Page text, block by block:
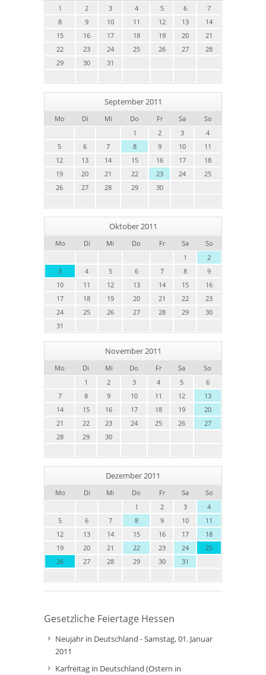
1 2 3 4 5 6
7
8
9 10 11 12 13
14
15
16 17 18 19 20
21
22
23 24 25 26 27
28
29
30 31
September 2011
Mo Di Mi Do Fr Sa
So
1
2 3
4
5
6 7 8 9 10
11
12
13 14 15 16 17
18
19
20 21 22 23 24
25
26
27 28 29 30
Oktober 2011
Mo Di Mi Do Fr Sa
So
1
2
3
4 5 6 7 8
9
10
11 12 13 14 15
16
17
18 19 20 21 22
23
24
25 26 27 28 29
30
31
November 2011
Mo Di Mi Do Fr Sa
So
1
2 3 4 5
6
7
8 9 10 11 12
13
14
15 16 17 18 19
20
21
22 23 24 25 26
27
28
29 30
Dezember 2011
Mo Di Mi Do Fr Sa
So
1
2 3
4
5
6 7 8 9 10
11
12
13 14 15 16 17
18
19
20 21 22 23 24
25
26
27 28 29 30 31
Gesetzliche Feiertage Hessen
Neujahr in Deutschland - Samstag, 01. Januar
2011
Karfreitag in Deutschland (Ostern in